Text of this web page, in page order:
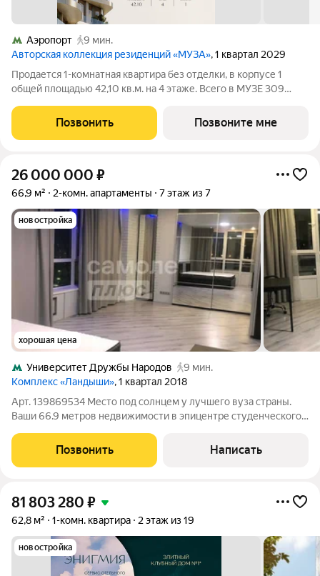
Аэропорт
9 мин.
Авторская коллекция резиденций «МУЗА», 1 квартал 2029
Продается 1-комнатная квартира без отделки, в корпусе 1
общей площадью 42,10 кв.м. на 4 этаже. Всего в МУЗЕ 309
террасами. Высота потолков от 3,5 до 4,65 м. Эксклюзивные
Позвонить Позвоните мне
26 000 000 ₽
66,9 м² 2-комн. апартаменты 7 этаж из 7
новостройка
хорошая цена
Университет Дружбы Народов
9 мин.
Комплекс «Ландыши», 1 квартал 2018
Арт. 139869534 Место под солнцем у лучшего вуза страны.
Ваши 66.9 метров недвижимости в эпицентре студенческого
города: 9 минут до РУДН, 10 минут до метро Университет
дружбы народов. Вся
Позвонить Написать
81 803 280 ₽
62,8 м² 1-комн. квартира 2 этаж из 19
новостройка